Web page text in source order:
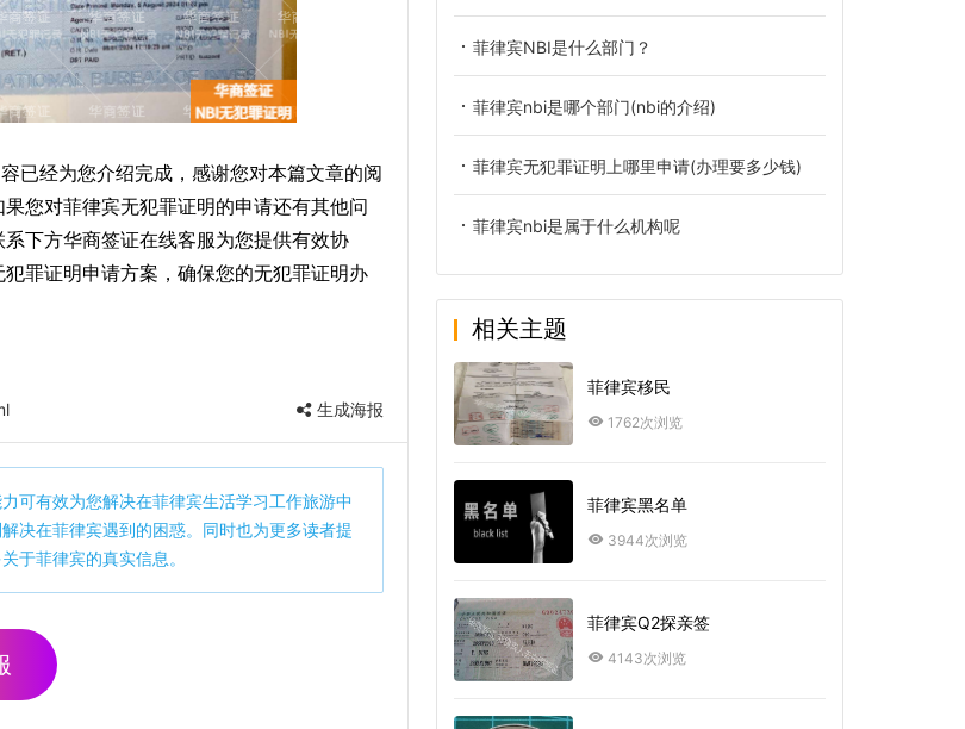
已经为您介绍完成，感谢您对本篇文章的阅
您对菲律宾无犯罪证明的申请还有其他问
下方华商签证在线客服为您提供有效协
罪证明申请方案，确保您的无犯罪证明办
生成海报
可有效为您解决在菲律宾生活学习工作旅游中
决在菲律宾遇到的困惑。同时也为更多读者提
于菲律宾的真实信息。
菲律宾NBI是什么部门？
菲律宾nbi是哪个部门(nbi的介绍)
菲律宾无犯罪证明上哪里申请(办理要多少钱)
菲律宾nbi是属于什么机构呢
相关主题
菲律宾移民
1762次浏览
菲律宾黑名单
3944次浏览
菲律宾Q2探亲签
4143次浏览